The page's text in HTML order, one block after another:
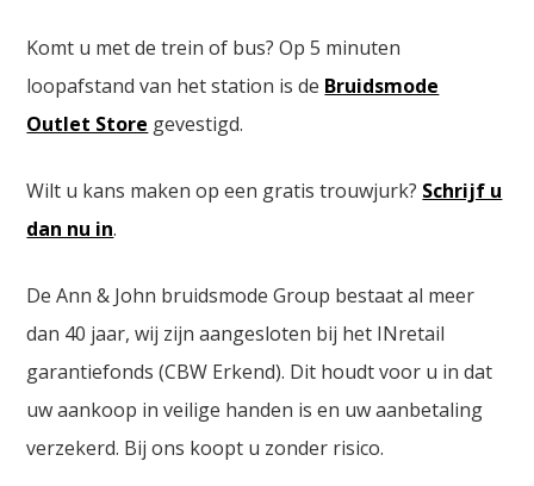
Komt u met de trein of bus? Op 5 minuten
loopafstand van het station is de Bruidsmode
Outlet Store gevestigd.
Wilt u kans maken op een gratis trouwjurk? Schrijf u
dan nu in.
De Ann & John bruidsmode Group bestaat al meer
dan 40 jaar, wij zijn aangesloten bij het INretail
garantiefonds (CBW Erkend). Dit houdt voor u in dat
uw aankoop in veilige handen is en uw aanbetaling
verzekerd. Bij ons koopt u zonder risico.